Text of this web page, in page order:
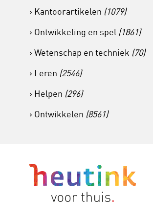
Kantoorartikelen (1079)
Ontwikkeling en spel (1861)
Wetenschap en techniek (70)
Leren (2546)
Helpen (296)
Ontwikkelen (8561)